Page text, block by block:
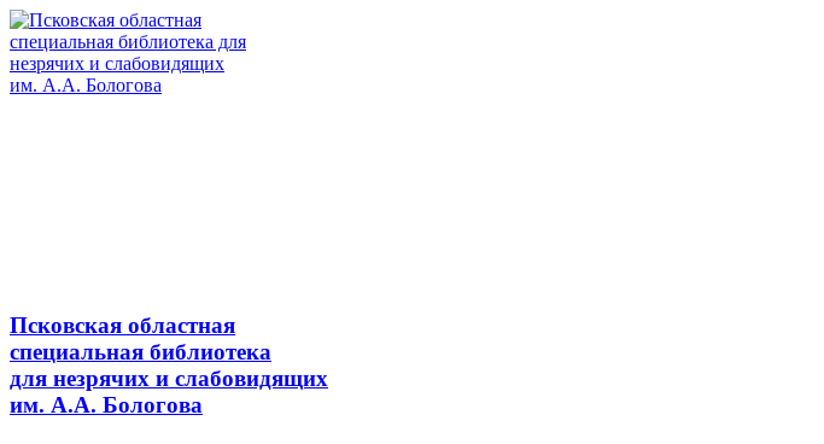
Псковская областная
специальная библиотека
для незрячих и слабовидящих
им. А.А. Бологова